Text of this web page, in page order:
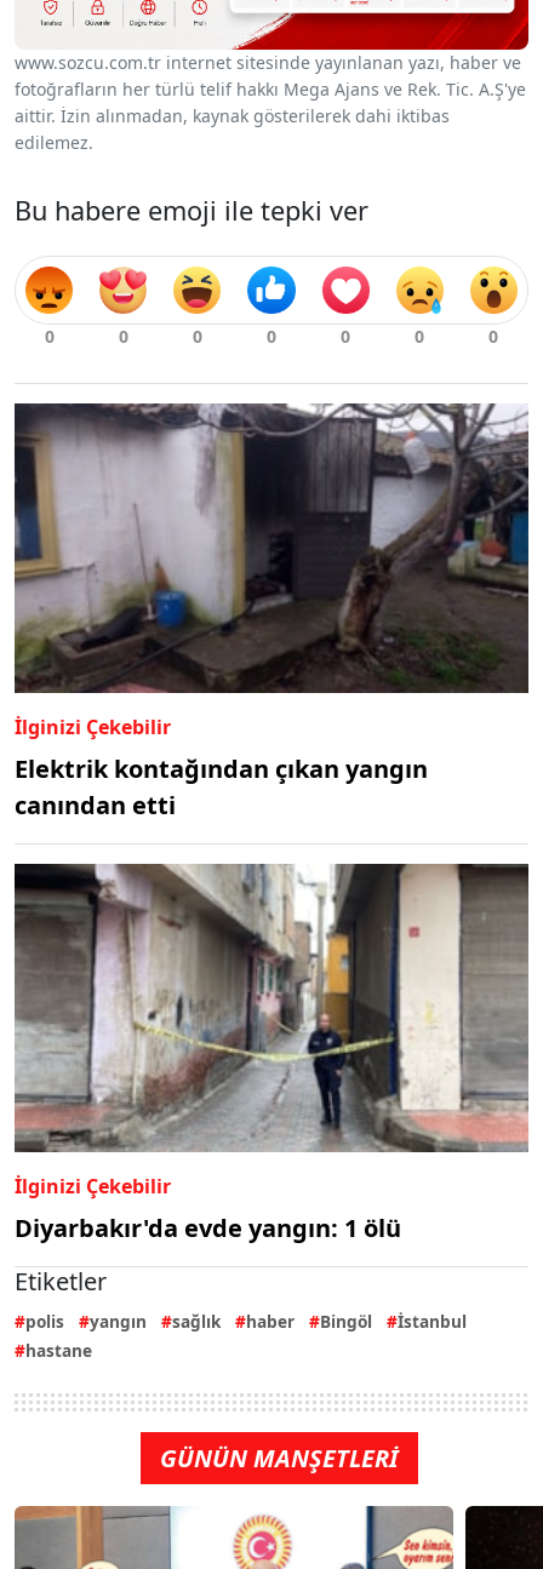
www.sozcu.com.tr internet sitesinde yayınlanan yazı, haber ve
fotoğrafların her türlü telif hakkı Mega Ajans ve Rek. Tic. A.Ş'ye
aittir. İzin alınmadan, kaynak gösterilerek dahi iktibas
edilemez.
Bu habere emoji ile tepki ver
İlginizi Çekebilir
Elektrik kontağından çıkan yangın
canından etti
İlginizi Çekebilir
Diyarbakır'da evde yangın: 1 ölü
Etiketler
polis yangın sağlık haber Bingöl
İstanbul
hastane
GÜNÜN MANŞETLERİ